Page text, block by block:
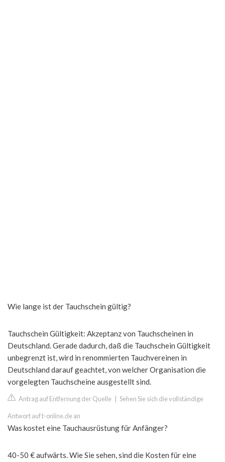
Wie lange ist der Tauchschein gültig?
Tauchschein Gültigkeit: Akzeptanz von Tauchscheinen in
Deutschland. Gerade dadurch, daß die Tauchschein Gültigkeit
unbegrenzt ist, wird in renommierten Tauchvereinen in
Deutschland darauf geachtet, von welcher Organisation die
vorgelegten Tauchscheine ausgestellt sind.
Antrag auf Entfernung der Quelle Sehen Sie sich die vollständige
Antwort auf t-online.de an
Was kostet eine Tauchausrüstung für Anfänger?
40-50 € aufwärts. Wie Sie sehen, sind die Kosten für eine